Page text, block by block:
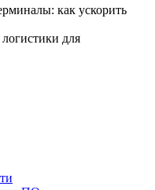
как ускорить
для